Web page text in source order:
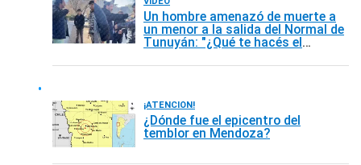
Un hombre amenazó de muerte a
un menor a la salida del Normal de
Tunuyán: "¿Qué te hacés el
¡ATENCIÓN!
¿Dónde fue el epicentro del
temblor en Mendoza?